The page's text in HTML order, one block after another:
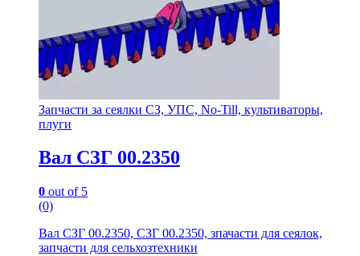
Запчасти за сеялки СЗ, УПС, No-Till, культиваторы,
плуги
Вал СЗГ 00.2350
0 out of 5
(0)
Вал СЗГ 00.2350, СЗГ 00.2350, зпачасти для сеялок,
запчасти для сельхозтехники